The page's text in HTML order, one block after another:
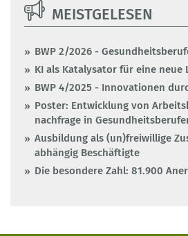
MEISTGELESEN
BWP 2/2026 -
KI als Katalysator für eine neue
BWP 4/2025 - Innovationen
Poster: Entwicklung von
nachfrage in
Ausbildung als (un)freiwillige
abhängig Beschäftigte
Die besondere Zahl: 81.900